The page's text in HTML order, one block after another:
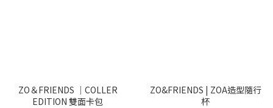
ZO＆FRIENDS ｜COLLER
EDITION 雙面卡包
ZO&FRIENDS | ZOA造型隨行
杯